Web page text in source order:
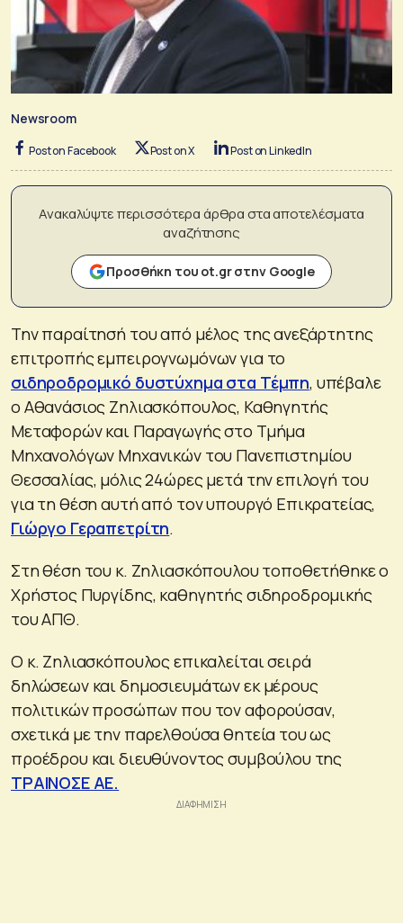
Newsroom
Post on Facebook Post on X Post on LinkedIn
Ανακαλύψτε περισσότερα άρθρα στα αποτελέσματα
αναζήτησης
Προσθήκη του ot.gr στην Google
Την παραίτησή του από μέλος της ανεξάρτητης
επιτροπής εμπειρογνωμόνων για το
σιδηροδρομικό δυστύχημα στα Τέμπη, υπέβαλε
ο Aθανάσιος Ζηλιασκόπουλος, Καθηγητής
Μεταφορών και Παραγωγής στο Τμήμα
Μηχανολόγων Μηχανικών του Πανεπιστημίου
Θεσσαλίας, μόλις 24ώρες μετά την επιλογή του
για τη θέση αυτή από τον υπουργό Επικρατείας,
Γιώργο Γεραπετρίτη.
Στη θέση του κ. Ζηλιασκόπουλου τοποθετήθηκε ο
Χρήστος Πυργίδης, καθηγητής σιδηροδρομικής
του ΑΠΘ.
Ο κ. Ζηλιασκόπουλος επικαλείται σειρά
δηλώσεων και δημοσιευμάτων εκ μέρους
πολιτικών προσώπων που τον αφορούσαν,
σχετικά με την παρελθούσα θητεία του ως
προέδρου και διευθύνοντος συμβούλου της
ΤΡΑΙΝΟΣΕ ΑΕ.